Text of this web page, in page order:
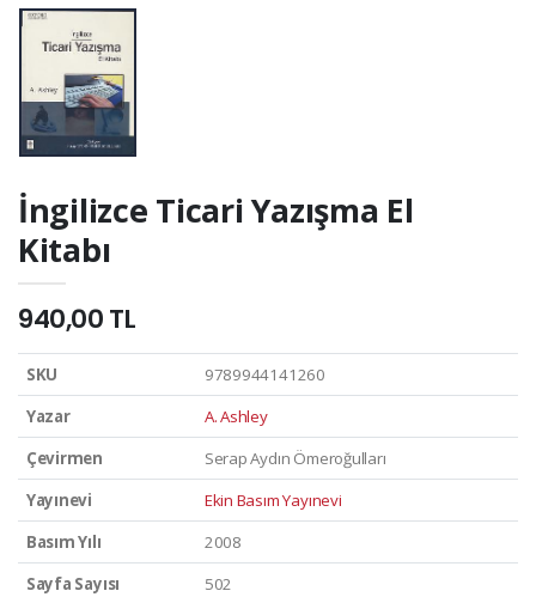
İngilizce Ticari Yazışma El
Kitabı
940,00 TL
SKU
9789944141260
Yazar
A. Ashley
Çevirmen
Serap Aydın Ömeroğulları
Yayınevi
Ekin Basım Yayınevi
Basım Yılı
2008
Sayfa Sayısı
502